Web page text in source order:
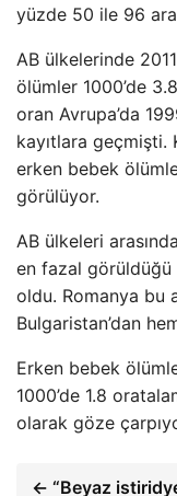
yüzde 50 ile 96
AB ülkelerinde
ölümler 1000’de
oran Avrupa’da
kayıtlara geçmişti.
erken bebek
görülüyor.
AB ülkeleri
en fazal görüldüğü
oldu. Romanya bu
Bulgaristan’dan
Erken bebek
1000’de 1.8
olarak göze
← “Beyaz